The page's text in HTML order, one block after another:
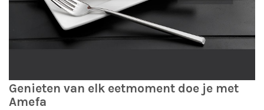
Genieten van elk eetmoment doe je met
Amefa